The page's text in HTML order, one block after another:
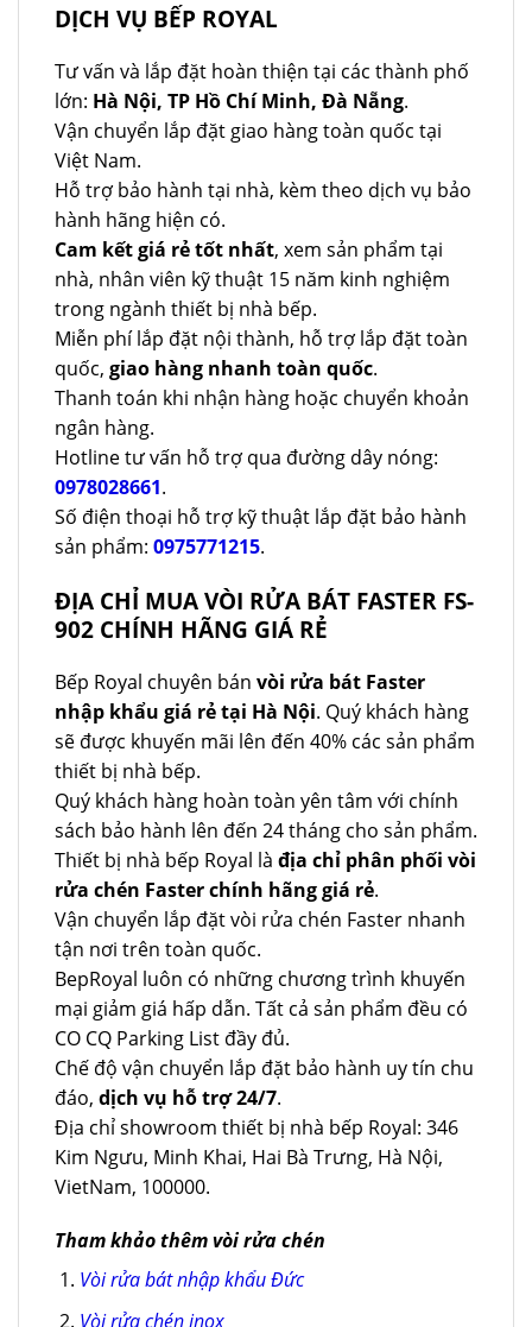
DỊCH VỤ BẾP ROYAL
Tư vấn và lắp đặt hoàn thiện tại các thành phố
lớn: Hà Nội, TP Hồ Chí Minh, Đà Nẵng.
Vận chuyển lắp đặt giao hàng toàn quốc tại
Việt Nam.
Hỗ trợ bảo hành tại nhà, kèm theo dịch vụ bảo
hành hãng hiện có.
Cam kết giá rẻ tốt nhất, xem sản phẩm tại
nhà, nhân viên kỹ thuật 15 năm kinh nghiệm
trong ngành thiết bị nhà bếp.
Miễn phí lắp đặt nội thành, hỗ trợ lắp đặt toàn
quốc, giao hàng nhanh toàn quốc.
Thanh toán khi nhận hàng hoặc chuyển khoản
ngân hàng.
Hotline tư vấn hỗ trợ qua đường dây nóng:
0978028661.
Số điện thoại hỗ trợ kỹ thuật lắp đặt bảo hành
sản phẩm: 0975771215.
ĐỊA CHỈ MUA VÒI RỬA BÁT FASTER FS-
902 CHÍNH HÃNG GIÁ RẺ
Bếp Royal chuyên bán vòi rửa bát Faster
nhập khẩu giá rẻ tại Hà Nội. Quý khách hàng
sẽ được khuyến mãi lên đến 40% các sản phẩm
thiết bị nhà bếp.
Quý khách hàng hoàn toàn yên tâm với chính
sách bảo hành lên đến 24 tháng cho sản phẩm.
Thiết bị nhà bếp Royal là địa chỉ phân phối vòi
rửa chén Faster chính hãng giá rẻ.
Vận chuyển lắp đặt vòi rửa chén Faster nhanh
tận nơi trên toàn quốc.
BepRoyal luôn có những chương trình khuyến
mại giảm giá hấp dẫn. Tất cả sản phẩm đều có
CO CQ Parking List đầy đủ.
Chế độ vận chuyển lắp đặt bảo hành uy tín chu
đáo, dịch vụ hỗ trợ 24/7.
Địa chỉ showroom thiết bị nhà bếp Royal: 346
Kim Ngưu, Minh Khai, Hai Bà Trưng, Hà Nội,
VietNam, 100000.
Tham khảo thêm vòi rửa chén
Vòi rửa bát nhập khẩu Đức
Vòi rửa chén inox